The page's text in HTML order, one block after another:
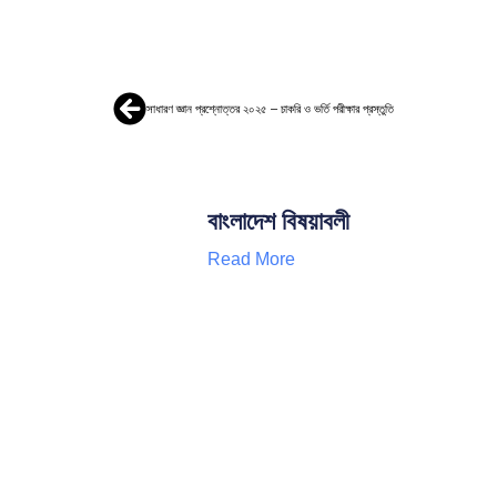
সাধারণ জ্ঞান প্রশ্নোত্তর ২০২৫ – চাকরি ও ভর্তি পরীক্ষার প্রস্তুতি
বাংলাদেশ বিষয়াবলী
Read More